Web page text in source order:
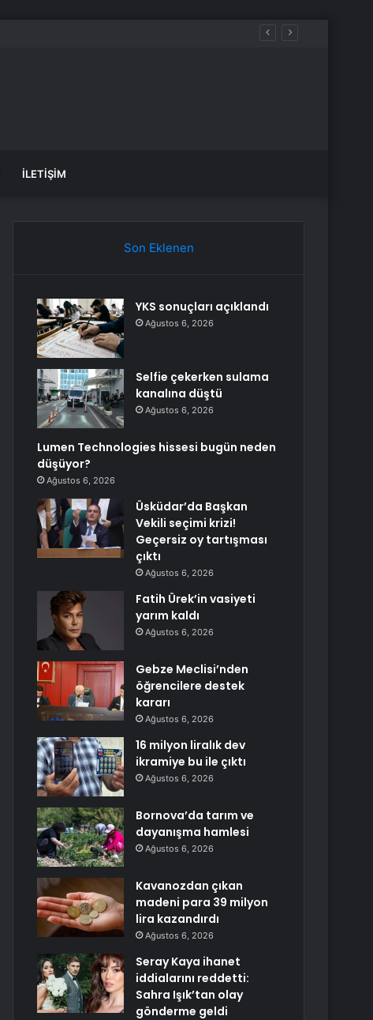
İLETIŞIM
Son Eklenen
YKS sonuçları açıklandı
Ağustos 6, 2026
Selfie çekerken sulama
kanalına düştü
Ağustos 6, 2026
Lumen Technologies hissesi bugün neden
düşüyor?
Ağustos 6, 2026
Üsküdar’da Başkan
Vekili seçimi krizi!
Geçersiz oy tartışması
çıktı
Ağustos 6, 2026
Fatih Ürek’in vasiyeti
yarım kaldı
Ağustos 6, 2026
Gebze Meclisi’nden
öğrencilere destek
kararı
Ağustos 6, 2026
16 milyon liralık dev
ikramiye bu ile çıktı
Ağustos 6, 2026
Bornova’da tarım ve
dayanışma hamlesi
Ağustos 6, 2026
Kavanozdan çıkan
madeni para 39 milyon
lira kazandırdı
Ağustos 6, 2026
Seray Kaya ihanet
iddialarını reddetti:
Sahra Işık’tan olay
gönderme geldi